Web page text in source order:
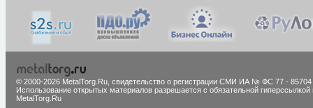
© 2000-2026 MetalTorg.Ru, cвидетельство о регистрации СМИ ИА № ФС 77 - 85704
Использование открытых материалов разрешается с обязательной гиперссылкой
MetalTorg.Ru